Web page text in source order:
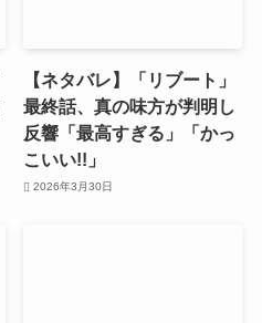
【ネタバレ】「リブート」
最終話、真の味方が判明し
反響「最高すぎる」「かっ
こいい!!」
2026年3月30日